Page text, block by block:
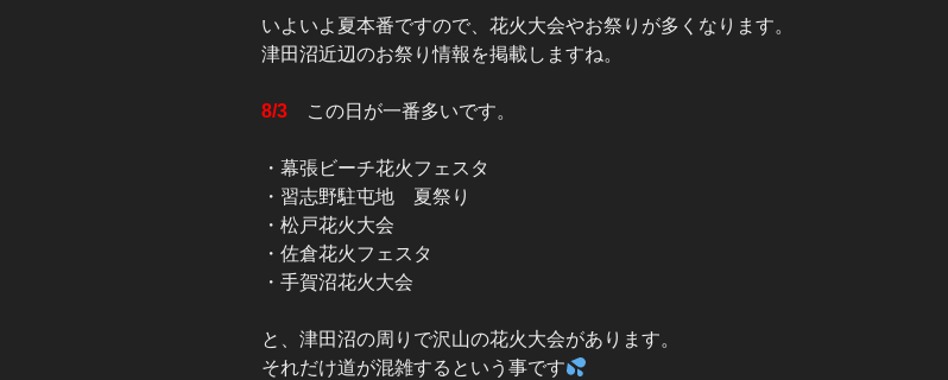
いよいよ夏本番ですので、花火大会やお祭りが多くなります。
津田沼近辺のお祭り情報を掲載しますね。
8/3 この日が一番多いです。
・幕張ビーチ花火フェスタ
・習志野駐屯地 夏祭り
・松戸花火大会
・佐倉花火フェスタ
・手賀沼花火大会
と、津田沼の周りで沢山の花火大会があります。
それだけ道が混雑するという事です